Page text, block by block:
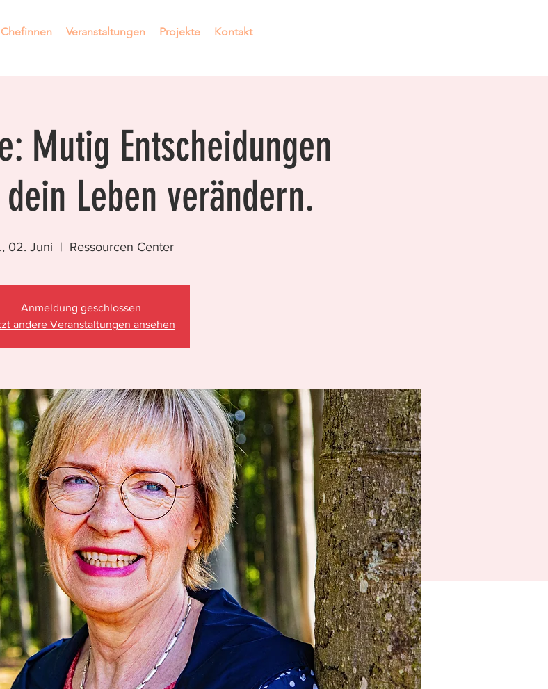
Chefinnen Veranstaltungen Projekte Kontakt
Mutig Entscheidungen
Leben verändern.
02. Juni
  |
Ressourcen Center
Anmeldung geschlossen
andere Veranstaltungen ansehen